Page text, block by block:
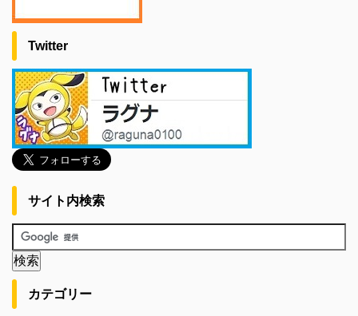
Twitter
サイト内検索
カテゴリー